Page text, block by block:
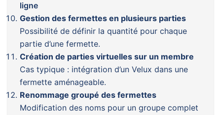
ligne
Gestion des fermettes en plusieurs parties
Possibilité de définir la quantité pour chaque
partie d’une fermette.
Création de parties virtuelles sur un membre
Cas typique : intégration d’un Velux dans une
fermette aménageable.
Renommage groupé des fermettes
Modification des noms pour un groupe complet